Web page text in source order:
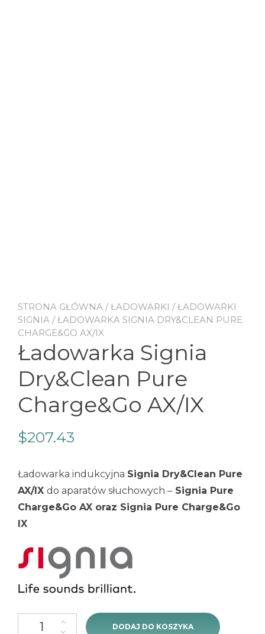
STRONA GŁÓWNA /ŁADOWARKI /ŁADOWARKI
SIGNIA / ŁADOWARKA SIGNIA DRY&CLEAN PURE
CHARGE&GO AX/IX
Ładowarka Signia
Dry&Clean Pure
Charge&Go AX/IX
$207.43
Ładowarka indukcyjna Signia Dry&Clean Pure
AX/IX do aparatów słuchowych – Signia Pure
Charge&Go AX oraz Signia Pure Charge&Go
IX
ilość Ładowarka Signia Dry&Clean Pure Charge&Go AX/IX
DODAJ DO KOSZYKA